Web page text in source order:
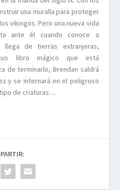
una muralla para proteger
vikingos. Pero una nueva vida
ante él cuando conoce a
de tierras extranjeras,
libro mágico que está
de terminarlo, Brendan saldrá
y se internará en el peligroso
de criaturas…